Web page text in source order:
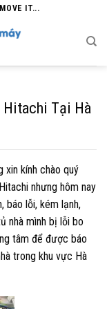
IT...
Hitachi Tại Hà
xin kính chào quý
nhưng hôm nay
báo lỗi, kém lạnh,
nhà mình bị lỗi bo
tâm để được báo
trong khu vực Hà